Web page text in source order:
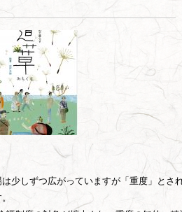
少しずつ広がっていますが「重度」とさ